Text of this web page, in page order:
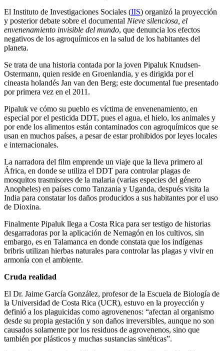
El Instituto de Investigaciones Sociales (IIS) organizó la proyección
y posterior debate sobre el documental Nieve silenciosa, el
envenenamiento invisible del mundo, que denuncia los efectos
negativos de los agroquímicos en la salud de los habitantes del
planeta.
Se trata de una historia contada por la joven Pipaluk Knudsen-
Ostermann, quien reside en Groenlandia, y es dirigida por el
cineasta holandés Jan van den Berg; este documental fue presentado
por primera vez en el 2011.
Pipaluk ve cómo su pueblo es víctima de envenenamiento, en
especial por el pesticida DDT, pues el agua, el hielo, los animales y
por ende los alimentos están contaminados con agroquímicos que se
usan en muchos países, a pesar de estar prohibidos por leyes locales
e internacionales.
La narradora del film emprende un viaje que la lleva primero al
África, en donde se utiliza el DDT para controlar plagas de
mosquitos trasmisores de la malaria (varias especies del género
Anopheles) en países como Tanzania y Uganda, después visita la
India para constatar los daños producidos a sus habitantes por el uso
de Dioxina.
Finalmente Pipaluk llega a Costa Rica para ser testigo de historias
desgarradoras por la aplicación de Nemagón en los cultivos, sin
embargo, es en Talamanca en donde constata que los indígenas
bribris utilizan hierbas naturales para controlar las plagas y vivir en
armonía con el ambiente.
Cruda realidad
El Dr. Jaime García González, profesor de la Escuela de Biología de
la Universidad de Costa Rica (UCR), estuvo en la proyección y
definió a los plaguicidas como agrovenenos: “afectan al organismo
desde su propia gestación y son daños irreversibles, aunque no son
causados solamente por los residuos de agrovenenos, sino que
también por plásticos y muchas sustancias sintéticas”.